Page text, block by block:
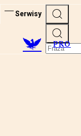
Serwisy
PRO